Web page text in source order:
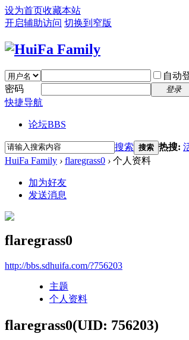
设为首页收藏本站
开启辅助访问 切换到窄版
自动
密码
登录
快捷导航
论坛BBS
搜索 搜索 热搜:
HuiFa Family › flaregrass0 › 个人资料
加为好友
发送消息
flaregrass0
http://bbs.sdhuifa.com/?756203
主题
个人资料
flaregrass0(UID: 756203)